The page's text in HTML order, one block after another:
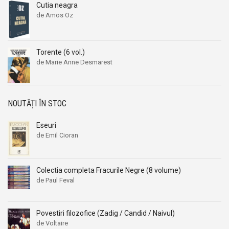
Aleksandr Beleaev
Alessandro Parronchi
Alex Mihai Stoenescu
Alexandr Soljenitin
Alexandra Jones
Alexandra Mosneaga
Alexandra Ripley
Alexandre Dumas fiul
Alexandre Koyre
Alexandrian
Alexandru Balaci
Alexandru Busuioceanu
Alexandru Elian
Aleksandr Beleaev
Alessandro Parronchi
Alex Mihai Stoenescu
Alexandr Soljenitin
Alexandra Jones
Alexandra Mosneaga
Alexandra Ripley
Alexandre Dumas fiul
Alexandre Koyre
Alexandrian
Alexandru Balaci
Alexandru Busuioceanu
Alexandru Elian
Cutia neagra
de Amos Oz
Torente (6 vol.)
de Marie Anne Desmarest
NOUTĂȚI ÎN STOC
Eseuri
de Emil Cioran
Colectia completa Fracurile Negre (8 volume)
de Paul Feval
Povestiri filozofice (Zadig / Candid / Naivul)
de Voltaire